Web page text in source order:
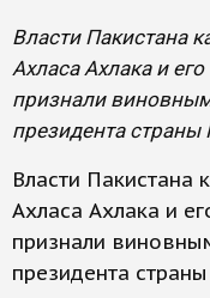
Власти Пакистана
Ахласа Ахлака и
признали
президента
Власти Пакистана
Ахласа Ахлака и
признали
президента